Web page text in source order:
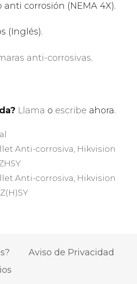
anti corrosión (NEMA 4X).
(Inglés).
anti-corrosivas.
Llama o escribe ahora.
Anti-corrosiva, Hikvision
Anti-corrosiva, Hikvision
Aviso de Privacidad